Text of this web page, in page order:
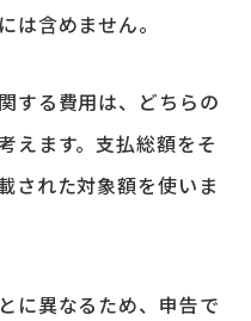
は含めません。
する費用は、どちらの
えます。支払総額をそ
された対象額を使いま
に異なるため、申告で